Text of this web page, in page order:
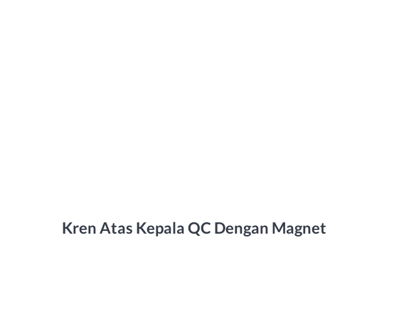
Kren Atas Kepala QC Dengan Magnet